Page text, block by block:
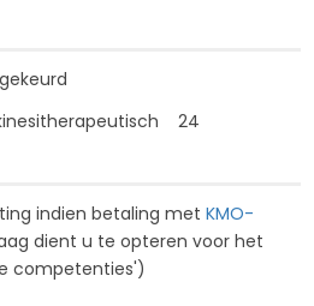
24
indien betaling metKMO-
dient u te opteren voor het
competenties')